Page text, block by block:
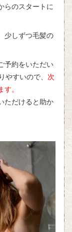
らのスタートに
少しずつ毛髪の
予約をいただい
やすいので、 次
。
ただけると助か